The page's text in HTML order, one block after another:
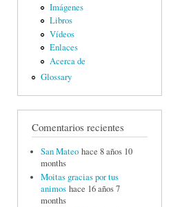
Imágenes
Libros
Vídeos
Enlaces
Acerca de
Glossary
Comentarios recientes
San Mateo hace 8 años 10
months
Moitas gracias por tus
animos hace 16 años 7
months